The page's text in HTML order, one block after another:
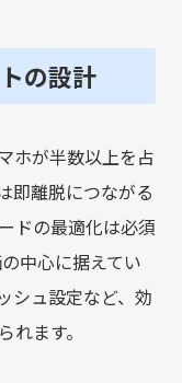
の設計
ホが半数以上を占
即離脱につながる
ドの最適化は必須
中心に据えてい
シュ設定など、効
ます。